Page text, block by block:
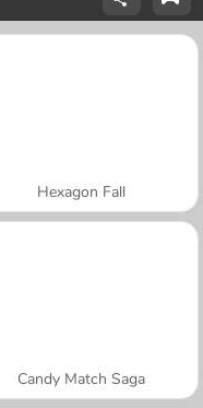
Hexagon Fall
Candy Match Saga